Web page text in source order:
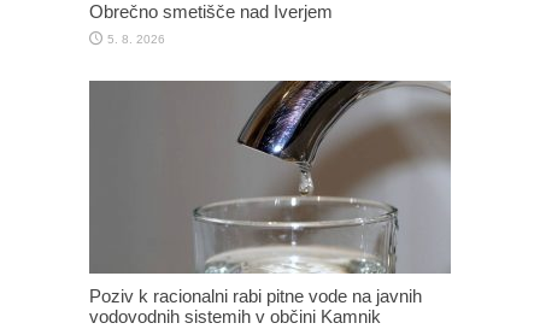
Obrečno smetišče nad Iverjem
5. 8. 2026
Poziv k racionalni rabi pitne vode na javnih
vodovodnih sistemih v občini Kamnik